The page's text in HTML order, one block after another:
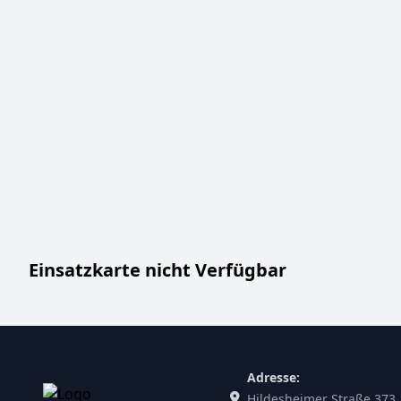
Einsatzkarte nicht Verfügbar
Adresse: